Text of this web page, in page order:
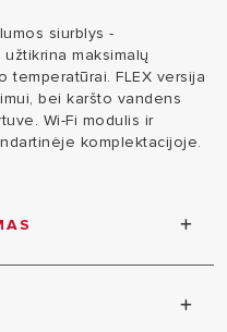
siurblys -
maksimalų
FLEX versija
bei karšto vandens
Wi-Fi modulis ir
komplektacijoje.
dideliu COP ir šilumos
lauko
- iki 5.25, o